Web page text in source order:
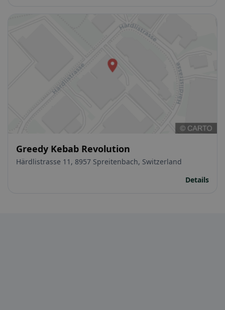
Greedy Kebab Revolution
Härdlistrasse 11, 8957 Spreitenbach, Switzerland
Details